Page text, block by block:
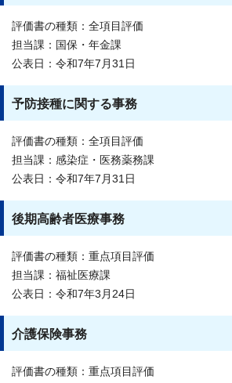
評価書の種類：全項目評価
担当課：国保・年金課
公表日：令和7年7月31日
予防接種に関する事務
評価書の種類：全項目評価
担当課：感染症・医務薬務課
公表日：令和7年7月31日
後期高齢者医療事務
評価書の種類：重点項目評価
担当課：福祉医療課
公表日：令和7年3月24日
介護保険事務
評価書の種類：重点項目評価